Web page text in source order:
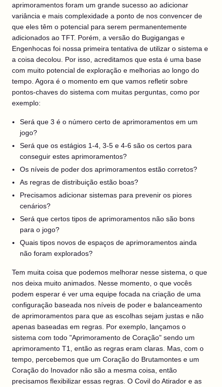
aprimoramentos foram um grande sucesso ao adicionar
variância e mais complexidade a ponto de nos convencer de
que eles têm o potencial para serem permanentemente
adicionados ao TFT. Porém, a versão do Bugigangas e
Engenhocas foi nossa primeira tentativa de utilizar o sistema e
a coisa decolou. Por isso, acreditamos que esta é uma base
com muito potencial de exploração e melhorias ao longo do
tempo. Agora é o momento em que vamos refletir sobre
pontos-chaves do sistema com muitas perguntas, como por
exemplo:
Será que 3 é o número certo de aprimoramentos em um
jogo?
Será que os estágios 1-4, 3-5 e 4-6 são os certos para
conseguir estes aprimoramentos?
Os níveis de poder dos aprimoramentos estão corretos?
As regras de distribuição estão boas?
Precisamos adicionar sistemas para prevenir os piores
cenários?
Será que certos tipos de aprimoramentos não são bons
para o jogo?
Quais tipos novos de espaços de aprimoramentos ainda
não foram explorados?
Tem muita coisa que podemos melhorar nesse sistema, o que
nos deixa muito animados. Nesse momento, o que vocês
podem esperar é ver uma equipe focada na criação de uma
configuração baseada nos níveis de poder e balanceamento
de aprimoramentos para que as escolhas sejam justas e não
apenas baseadas em regras. Por exemplo, lançamos o
sistema com todo "Aprimoramento de Coração" sendo um
aprimoramento T1, então as regras eram claras. Mas, com o
tempo, percebemos que um Coração do Brutamontes e um
Coração do Inovador não são a mesma coisa, então
precisamos flexibilizar essas regras. O Covil do Atirador e as